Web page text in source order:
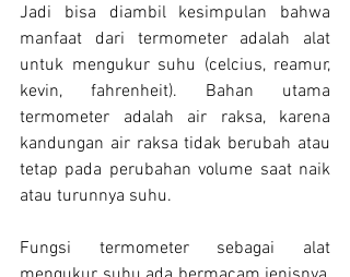
Jadi bisa diambil kesimpulan bahwa
manfaat dari termometer adalah alat
untuk mengukur suhu (celcius, reamur,
kevin, fahrenheit). Bahan utama
termometer adalah air raksa, karena
kandungan air raksa tidak berubah atau
tetap pada perubahan volume saat naik
atau turunnya suhu.
Fungsi termometer sebagai alat